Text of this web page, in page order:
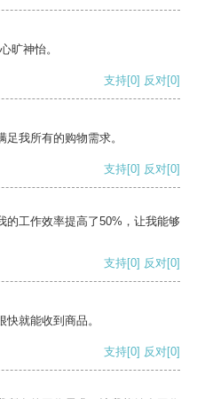
旷神怡。
支持[0] 反对[0]
我所有的购物需求。
支持[0] 反对[0]
的工作效率提高了50%，让我能够
支持[0] 反对[0]
就能收到商品。
支持[0] 反对[0]